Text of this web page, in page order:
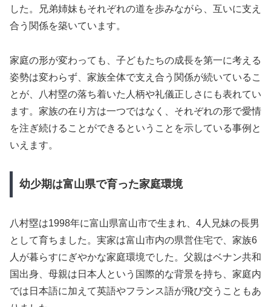
した。兄弟姉妹もそれぞれの道を歩みながら、互いに支え
合う関係を築いています。
家庭の形が変わっても、子どもたちの成長を第一に考える
姿勢は変わらず、家族全体で支え合う関係が続いているこ
とが、八村塁の落ち着いた人柄や礼儀正しさにも表れてい
ます。家族の在り方は一つではなく、それぞれの形で愛情
を注ぎ続けることができるということを示している事例と
いえます。
幼少期は富山県で育った家庭環境
八村塁は1998年に富山県富山市で生まれ、4人兄妹の長男
として育ちました。実家は富山市内の県営住宅で、家族6
人が暮らすにぎやかな家庭環境でした。父親はベナン共和
国出身、母親は日本人という国際的な背景を持ち、家庭内
では日本語に加えて英語やフランス語が飛び交うこともあ